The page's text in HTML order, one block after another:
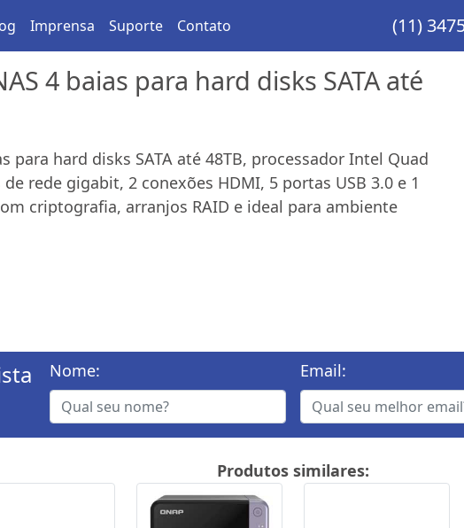
Imprensa Suporte Contato (11)
4 baias para hard disks SATA até
para hard disks SATA até 48TB, processador Intel Quad
rede gigabit, 2 conexões HDMI, 5 portas USB 3.0 e 1
criptografia, arranjos RAID e ideal para ambiente
Nome: Email:
Produtos similares: